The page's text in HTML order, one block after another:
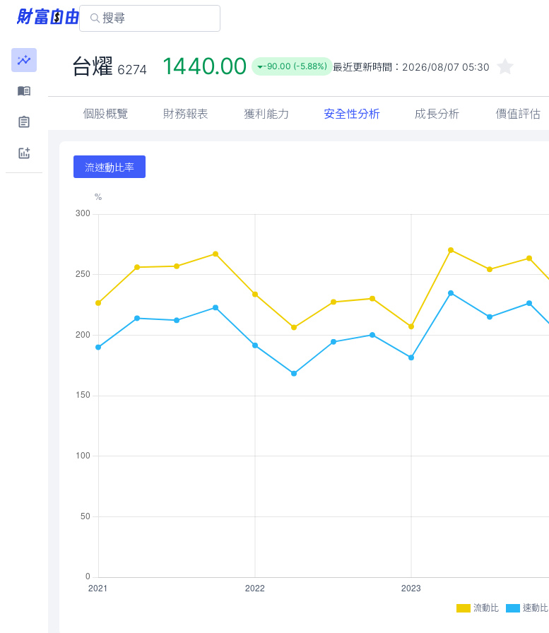
台燿 6274 1440.00 -90.00 (-5.88%) 最近更新時間： 2026/08/07 05:30
個股概覽 財務報表 獲利能力 安全性分析 成長分析 價值評估
流速動比率
流動比 速動比